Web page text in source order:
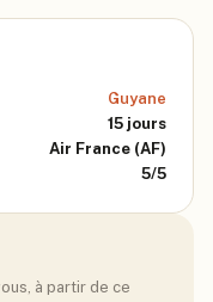
Guyane
15 jours
Air France (AF)
5/5
à partir de ce